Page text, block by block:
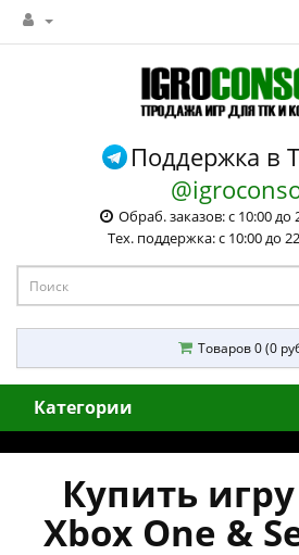
Поддержка в
Обраб. заказов: с 10:00 до
Тех. поддержка: с 10:00 до
Товаров 0 (0
Категории
Купить
Xbox One &